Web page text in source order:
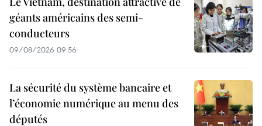
géants américains des semi-
conducteurs
09/08/2026 09:56
La sécurité du système bancaire et
l’économie numérique au menu des
députés